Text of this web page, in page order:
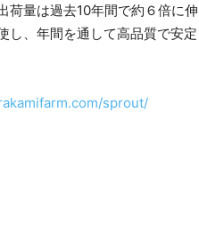
荷量は過去10年間で約６倍に伸
し、年間を通して高品質で安定
sprout/